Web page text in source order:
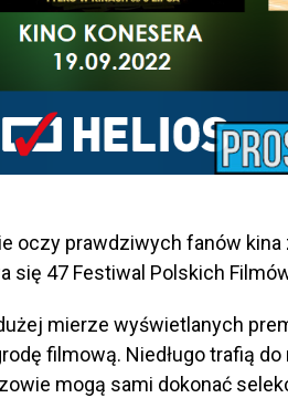
oczy prawdziwych fanów kina
się 47 Festiwal Polskich
mierze wyświetlanych
filmową. Niedługo trafią
mogą sami dokonać